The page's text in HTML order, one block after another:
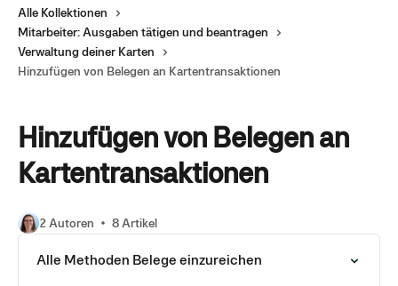
Alle Kollektionen
Mitarbeiter: Ausgaben tätigen und beantragen
Verwaltung deiner Karten
Hinzufügen von Belegen an Kartentransaktionen
Hinzufügen von Belegen an
Kartentransaktionen
2 Autoren 8 Artikel
Alle Methoden Belege einzureichen